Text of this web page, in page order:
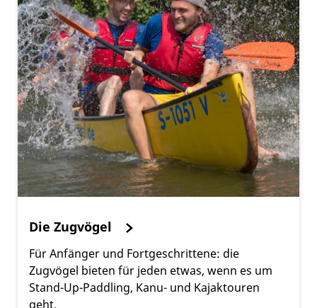
Die Zugvögel
Für Anfänger und Fortgeschrittene: die
Zugvögel bieten für jeden etwas, wenn es um
Stand-Up-Paddling, Kanu- und Kajaktouren
geht.